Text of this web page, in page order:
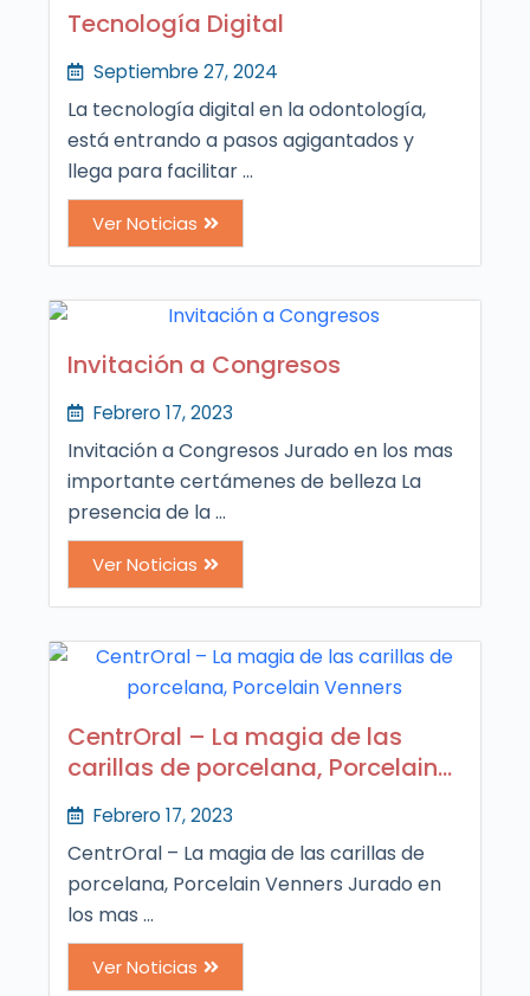
Tecnología Digital
Septiembre 27, 2024
La tecnología digital en la odontología,
está entrando a pasos agigantados y
llega para facilitar ...
Ver Noticias
Invitación a Congresos
Febrero 17, 2023
Invitación a Congresos Jurado en los mas
importante certámenes de belleza La
presencia de la ...
Ver Noticias
CentrOral – La magia de las
carillas de porcelana, Porcelain
Venners
Febrero 17, 2023
CentrOral – La magia de las carillas de
porcelana, Porcelain Venners Jurado en
los mas ...
Ver Noticias